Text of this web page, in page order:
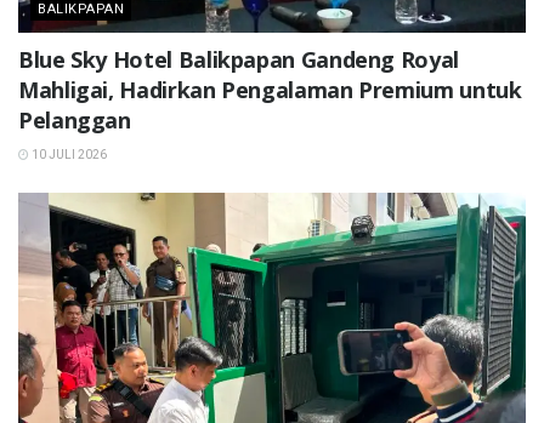
BALIKPAPAN
Blue Sky Hotel Balikpapan Gandeng Royal
Mahligai, Hadirkan Pengalaman Premium untuk
Pelanggan
10 JULI 2026